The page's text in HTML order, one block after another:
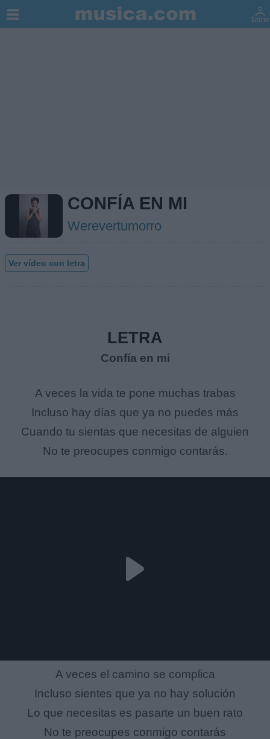
CONFÍA EN MI
Werevertumorro
Ver vídeo con letra
LETRA
Confía en mi
A veces la vida te pone muchas trabas
Incluso hay días que ya no puedes más
Cuando tu sientas que necesitas de alguien
No te preocupes conmigo contarás.
A veces el camino se complica
Incluso sientes que ya no hay solución
Lo que necesitas es pasarte un buen rato
No te preocupes conmigo contarás